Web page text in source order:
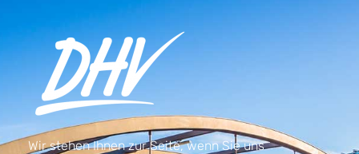
Wir stehen Ihnen zur Seite, wenn Sie uns